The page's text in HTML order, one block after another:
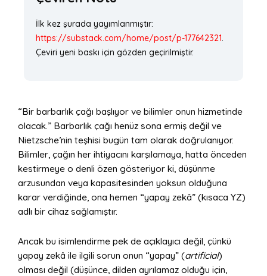
İlk kez şurada yayımlanmıştır:
https://substack.com/home/post/p-177642321.
Çeviri yeni baskı için gözden geçirilmiştir.
“Bir barbarlık çağı başlıyor ve bilimler onun hizmetinde
olacak.” Barbarlık çağı henüz sona ermiş değil ve
Nietzsche’nin teşhisi bugün tam olarak doğrulanıyor.
Bilimler, çağın her ihtiyacını karşılamaya, hatta önceden
kestirmeye o denli özen gösteriyor ki, düşünme
arzusundan veya kapasitesinden yoksun olduğuna
karar verdiğinde, ona hemen “yapay zekâ” (kısaca YZ)
adlı bir cihaz sağlamıştır.
Ancak bu isimlendirme pek de açıklayıcı değil, çünkü
yapay zekâ ile ilgili sorun onun “yapay” (artificial)
olması değil (düşünce, dilden ayrılamaz olduğu için,